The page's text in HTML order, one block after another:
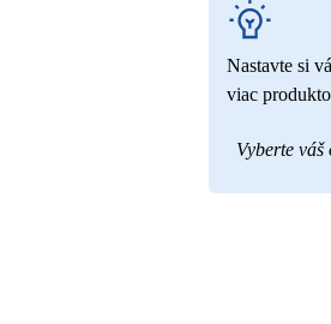
Nastavte si
viac
Vyberte